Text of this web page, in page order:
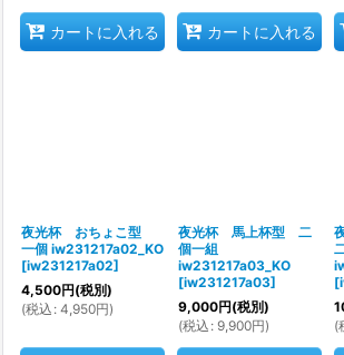
カートに入れる カートに入れる
夜光杯 おちょこ型
一個 iw231217a02_KO
[iw231217a02]
4,500円(税別)
(税込 : 4,950円)
夜光杯 馬上杯型 二
個一組
iw231217a03_KO
[iw231217a03]
9,000円(税別)
(税込 : 9,900円)
[
(